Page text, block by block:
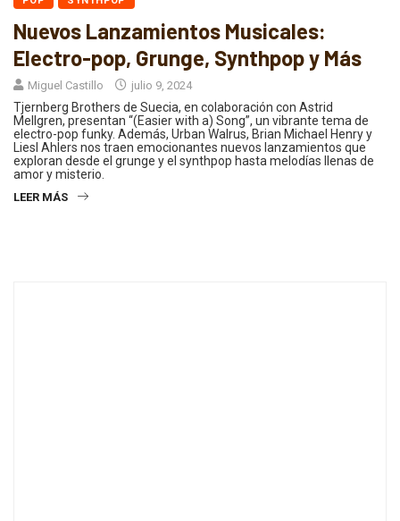
Nuevos Lanzamientos Musicales:
Electro-pop, Grunge, Synthpop y Más
Miguel Castillo julio 9, 2024
Tjernberg Brothers de Suecia, en colaboración con Astrid
Mellgren, presentan “(Easier with a) Song”, un vibrante tema de
electro-pop funky. Además, Urban Walrus, Brian Michael Henry y
Liesl Ahlers nos traen emocionantes nuevos lanzamientos que
exploran desde el grunge y el synthpop hasta melodías llenas de
amor y misterio.
LEER MÁS